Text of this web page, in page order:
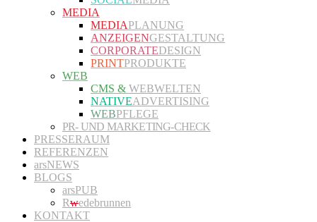
MEDIA
MEDIAPLANUNG
ANZEIGENGESTALTUNG
CORPORATEDESIGN
PRINTPRODUKTE
WEB
CMS & WEBWELTEN
NATIVEADVERTISING
WEBPFLEGE
PR- UND MARKETING-CHECK
PRESSERAUM
REFERENZEN
arsNEWS
BLOGS
arsPUB
Rwedebrunnen
KONTAKT